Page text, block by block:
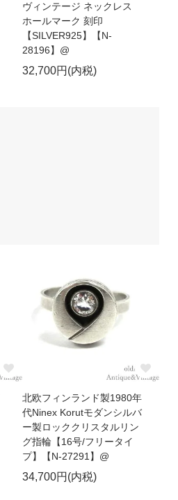
ヴィンテージ ネックレス
ホールマーク 刻印
【SILVER925】【N-
28196】@
32,700円(内税)
北欧フィンランド製1980年
代Ninex Korutモダンシルバ
ー製ロッククリスタルリン
グ指輪【16号/フリータイ
プ】【N-27291】@
34,700円(内税)